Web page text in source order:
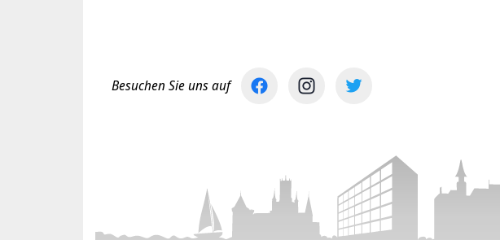
Besuchen Sie uns auf